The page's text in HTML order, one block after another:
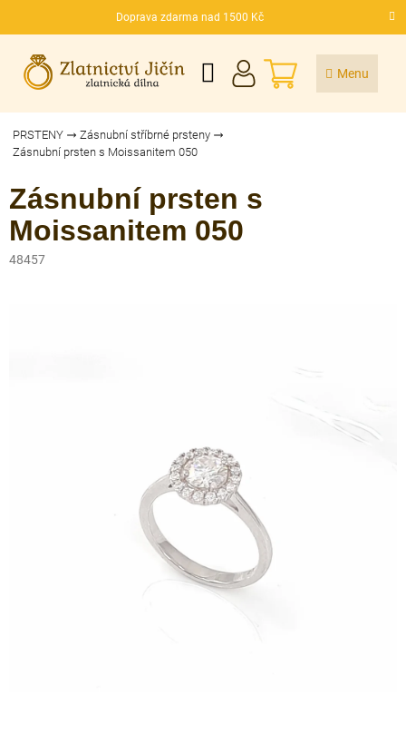
Doprava zdarma nad 1500 Kč
CZK
NÁKUPNÍ
KOŠÍK
PRSTENY
Zásnubní stříbrné prsteny
Zásnubní prsten s Moissanitem 050
Zásnubní prsten s
Moissanitem 050
48457